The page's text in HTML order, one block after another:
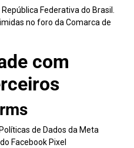
Federativa do Brasil.
no foro da Comarca de
com
de Dados da Meta
Facebook Pixel